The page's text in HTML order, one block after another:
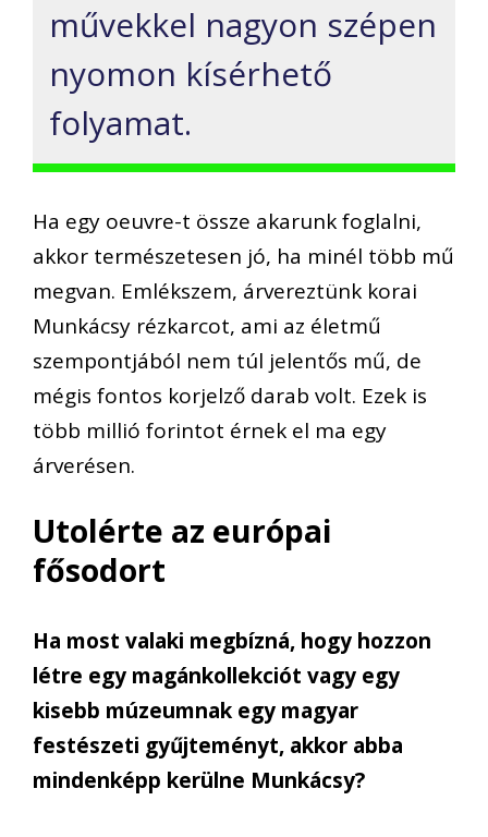
művekkel nagyon szépen
nyomon kísérhető
folyamat.
Ha egy oeuvre-t össze akarunk foglalni,
akkor természetesen jó, ha minél több mű
megvan. Emlékszem, árvereztünk korai
Munkácsy rézkarcot, ami az életmű
szempontjából nem túl jelentős mű, de
mégis fontos korjelző darab volt. Ezek is
több millió forintot érnek el ma egy
árverésen.
Utolérte az európai
fősodort
Ha most valaki megbízná, hogy hozzon
létre egy magánkollekciót vagy egy
kisebb múzeumnak egy magyar
festészeti gyűjteményt, akkor abba
mindenképp kerülne Munkácsy?